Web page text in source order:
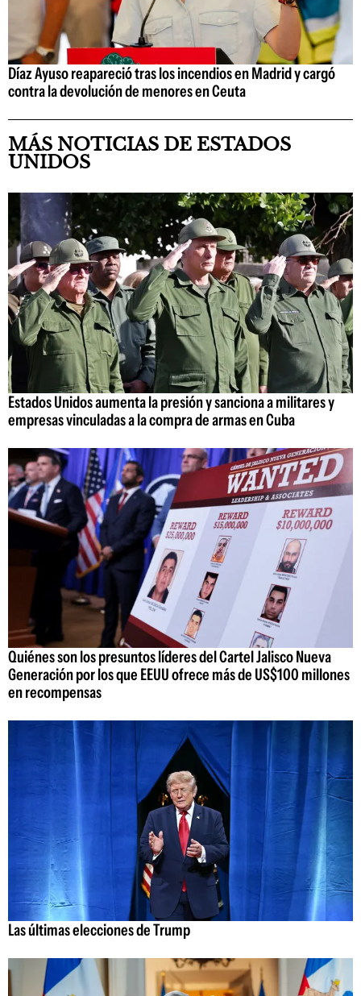
Díaz Ayuso reapareció tras los incendios en Madrid y cargó
contra la devolución de menores en Ceuta
MÁS NOTICIAS DE ESTADOS
UNIDOS
Estados Unidos aumenta la presión y sanciona a militares y
empresas vinculadas a la compra de armas en Cuba
Quiénes son los presuntos líderes del Cartel Jalisco Nueva
Generación por los que EEUU ofrece más de US$100 millones
en recompensas
Las últimas elecciones de Trump